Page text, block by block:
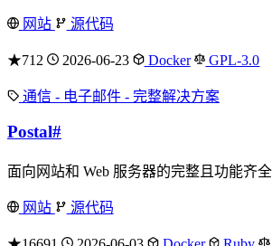
网站 源代码
★712 2026-06-23 Docker GPL-3.0
通信 - 电子邮件 - 完整解决方案
Postal#
面向网站和 Web 服务器的完整且功能齐
网站 源代码